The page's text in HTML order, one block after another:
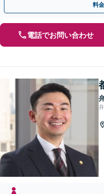
料
電話でお問い合わせ